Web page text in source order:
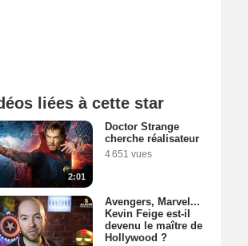
liées à cette star
2:01
Doctor Strange
cherche réalisateur
4 651 vues
Avengers, Marvel...
Kevin Feige est-il
devenu le maître de
Hollywood ?